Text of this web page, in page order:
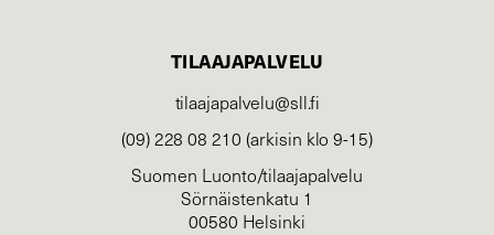
TILAAJAPALVELU
tilaajapalvelu@sll.fi
(09) 228 08 210 (arkisin klo 9-15)
Suomen Luonto/tilaajapalvelu
Sörnäistenkatu 1
00580 Helsinki